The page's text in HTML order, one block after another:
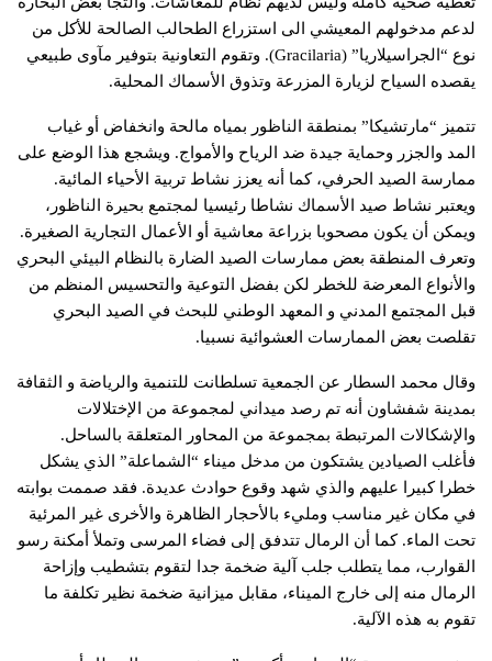
لدعم مدخولهم المعيشي الى استزراع الطحالب الصالحة للأكل من
نوع “الجراسيلاريا” (Gracilaria). وتقوم التعاونية بتوفير مآوى طبيعي
يقصده السياح لزيارة المزرعة وتذوق الأسماك المحلية.
تتميز “مارتشيكا” بمنطقة الناظور بمياه مالحة وانخفاض أو غياب
المد والجزر وحماية جيدة ضد الرياح والأمواج. ويشجع هذا الوضع على
ممارسة الصيد الحرفي، كما أنه يعزز نشاط تربية الأحياء المائية.
ويعتبر نشاط صيد الأسماك نشاطا رئيسيا لمجتمع بحيرة الناظور،
ويمكن أن يكون مصحوبا بزراعة معاشية أو الأعمال التجارية الصغيرة.
وتعرف المنطقة بعض ممارسات الصيد الضارة بالنظام البيئي البحري
والأنواع المعرضة للخطر لكن بفضل التوعية والتحسيس المنظم من
قبل المجتمع المدني و المعهد الوطني للبحث في الصيد البحري
تقلصت بعض الممارسات العشوائية نسبيا.
وقال محمد السطار عن الجمعية تسلطانت للتنمية والرياضة و الثقافة
بمدينة شفشاون أنه تم رصد ميداني لمجموعة من الإختلالات
والإشكالات المرتبطة بمجموعة من المحاور المتعلقة بالساحل.
فأغلب الصيادين يشتكون من مدخل ميناء “الشماعلة” الذي يشكل
خطرا كبيرا عليهم والذي شهد وقوع حوادث عديدة. فقد صممت بوابته
في مكان غير مناسب ومليء بالأحجار الظاهرة والأخرى غير المرئية
تحت الماء. كما أن الرمال تتدفق إلى فضاء المرسى وتملأ أمكنة رسو
القوارب، مما يتطلب جلب آلية ضخمة جدا لتقوم بتشطيب وإزاحة
الرمال منه إلى خارج الميناء، مقابل ميزانية ضخمة نظير تكلفة ما
تقوم به هذه الآلية.